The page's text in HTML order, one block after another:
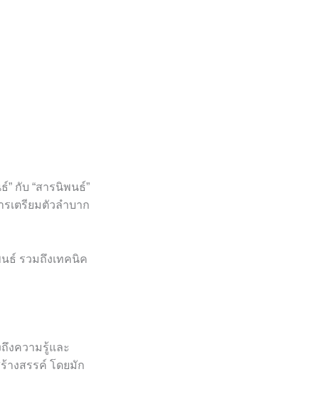
กับ “สารนิพนธ์”
รเตรียมตัวลำบาก
ธ์ รวมถึงเทคนิค
งความรู้และ
างสรรค์ โดยมัก